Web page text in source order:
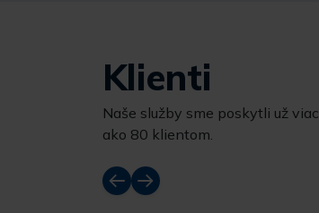
Klienti
Naše služby sme poskytli už viac
ako 80 klientom.